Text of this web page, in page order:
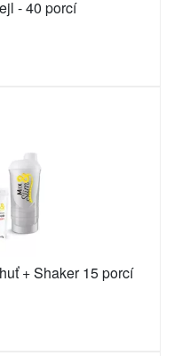
- 40 porcí
+ Shaker 15 porcí